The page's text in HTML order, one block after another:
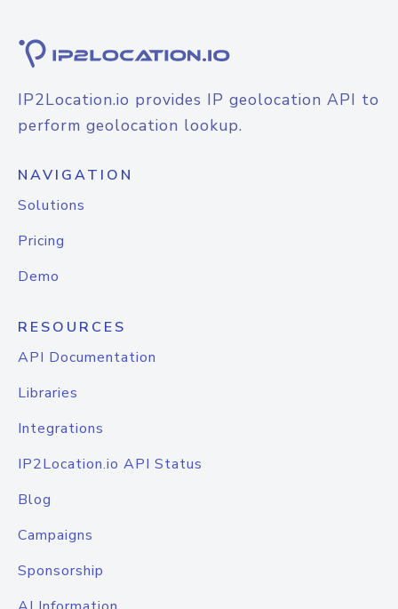
IP2Location.io provides IP geolocation API to
perform geolocation lookup.
NAVIGATION
Solutions
Pricing
Demo
RESOURCES
API Documentation
Libraries
Integrations
IP2Location.io API Status
Blog
Campaigns
Sponsorship